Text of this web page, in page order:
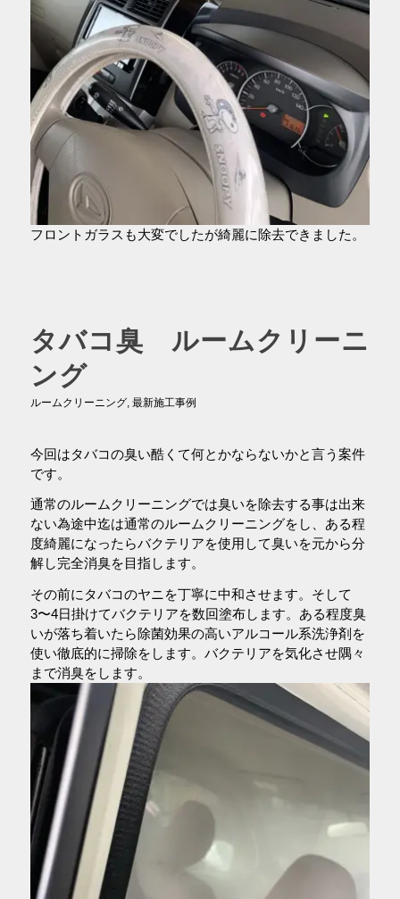
フロントガラスも大変でしたが綺麗に除去できました。
タバコ臭 ルームクリーニ
ング
ルームクリーニング, 最新施工事例
今回はタバコの臭い酷くて何とかならないかと言う案件
です。
通常のルームクリーニングでは臭いを除去する事は出来
ない為途中迄は通常のルームクリーニングをし、ある程
度綺麗になったらバクテリアを使用して臭いを元から分
解し完全消臭を目指します。
その前にタバコのヤニを丁寧に中和させます。そして
3〜4日掛けてバクテリアを数回塗布します。ある程度臭
いが落ち着いたら除菌効果の高いアルコール系洗浄剤を
使い徹底的に掃除をします。バクテリアを気化させ隅々
まで消臭をします。